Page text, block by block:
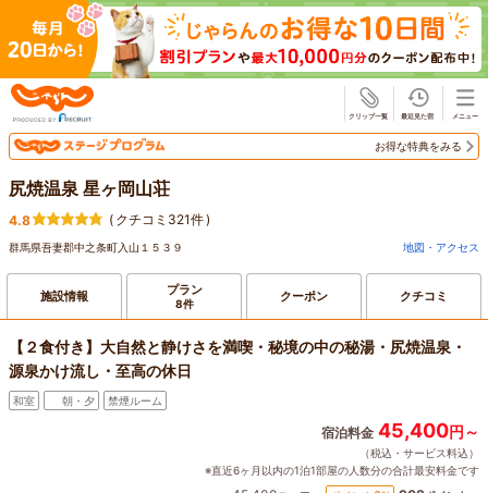
お得な特典をみる
尻焼温泉 星ヶ岡山荘
4.8 ( クチコミ321件)
群馬県吾妻郡中之条町入山１５３９ 地図・アクセス
施設情報 プラン
8件 クーポン クチコミ
【２食付き】大自然と静けさを満喫・秘境の中の秘湯・尻焼温泉・
源泉かけ流し・至高の休日
和室 朝・夕 禁煙ルーム
宿泊料金 45,400円～
（税込・サービス料込）
※直近6ヶ月以内の1泊1部屋の人数分の合計最安料金です